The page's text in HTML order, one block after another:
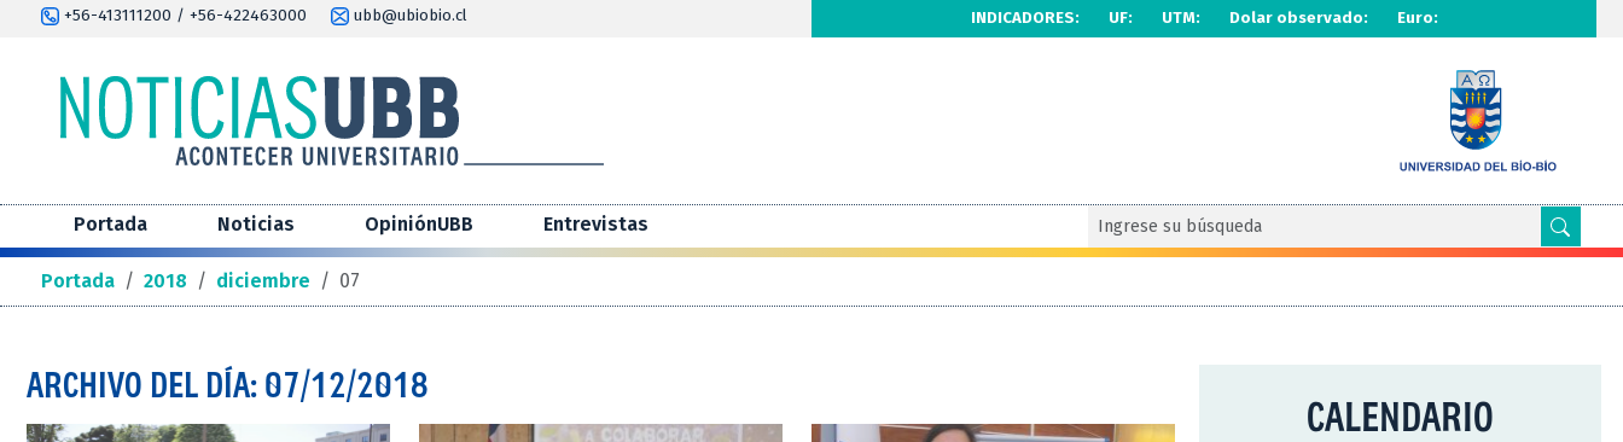
+56-413111200 / +56-422463000 ubb@ubiobio.cl INDICADORES: UF: UTM: Dolar observado: Euro:
Portada Noticias OpiniónUBB Entrevistas
Portada / 2018 / diciembre / 07
ARCHIVO DEL DÍA: 07/12/2018
CALENDARIO